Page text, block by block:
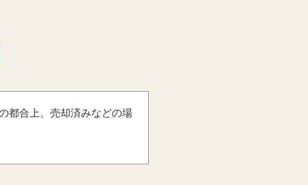
都合上、売却済みなどの場